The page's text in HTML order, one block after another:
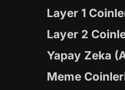
Layer 1
Layer 2
Yapay Zeka
Meme